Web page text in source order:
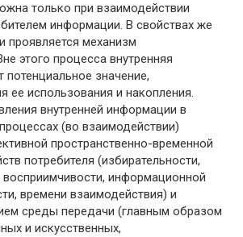
только при взаимодействии
информации. В свойствах же
проявляется механизм
этого процесса внутренняя
значение,
ее использования и накопления.
внутренней информации в
(во взаимодействии)
пространственно-временной
потребителя (избирательности,
восприимчивости, информационной
времени взаимодействия) и
среды передачи (главным образом
и искусственных,